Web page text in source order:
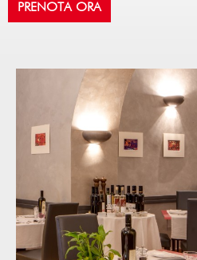
PRENOTA ORA